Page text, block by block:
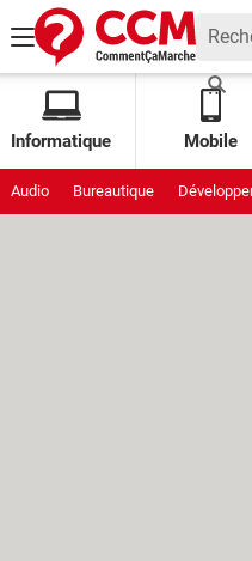
Informatique Mobile
Audio Bureautique